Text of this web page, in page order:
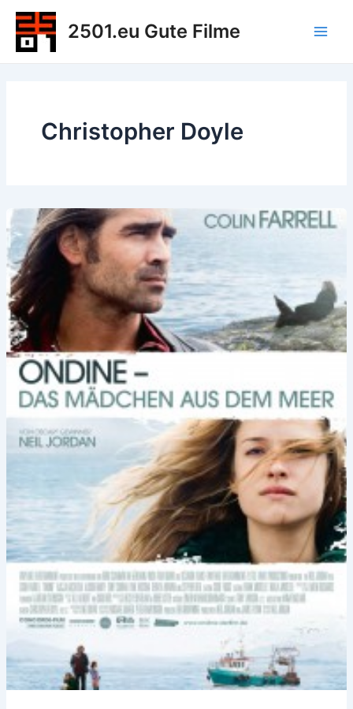
Zum
Inhalt
springen
2501.eu Gute Filme
Christopher Doyle